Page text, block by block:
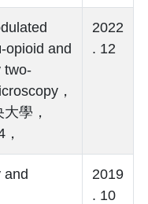
opioid and
two-
，
學，
2022
. 12
and
2019
. 10